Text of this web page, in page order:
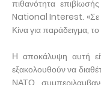
πιθανότητα
National Interest. «Σε
Κίνα για παράδειγμα,
Η αποκάλυψη αυτή
εξακολουθούν να
ΝΑΤΟ,